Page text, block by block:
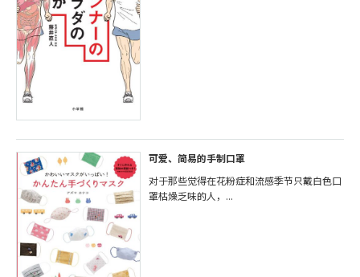
可爱、简易的手制口罩
对于那些觉得在花粉症和流感季节只戴白色口
罩枯燥乏味的人，...